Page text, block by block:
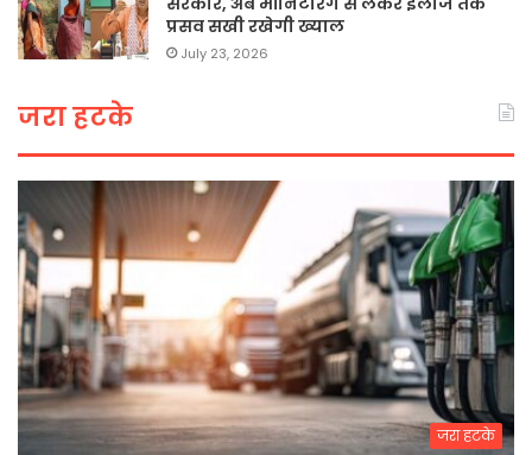
प्रसव सखी रखेगी ख्याल
July 23, 2026
जरा हटके
जरा हटके